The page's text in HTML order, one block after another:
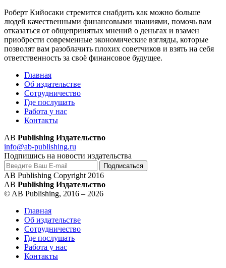
Роберт Кийосаки стремится снабдить как можно больше
людей качественными финансовыми знаниями, помочь вам
отказаться от общепринятых мнений о деньгах и взамен
приобрести современные экономические взгляды, которые
позволят вам разоблачить плохих советчиков и взять на себя
ответственность за своё финансовое будущее.
Главная
Об издательстве
Сотрудничество
Где послушать
Работа у нас
Контакты
AB Publishing Издательство
info@ab-publishing.ru
Подпишись на новости издательства
AB Publishing Copyright 2016
AB Publishing Издательство
© AB Publishing, 2016 – 2026
Главная
Об издательстве
Сотрудничество
Где послушать
Работа у нас
Контакты